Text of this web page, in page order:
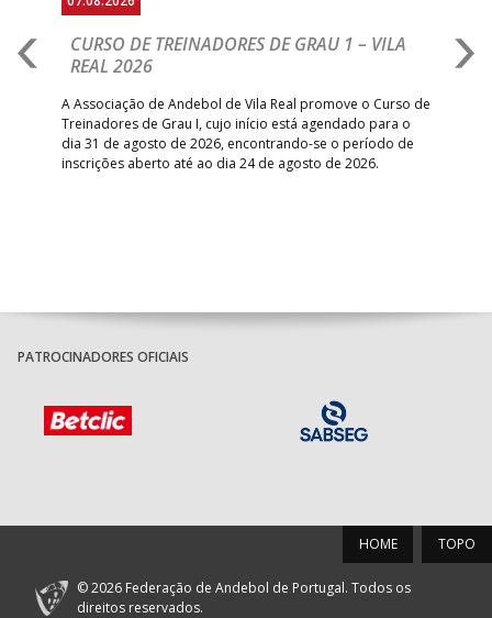
CURSO DE TREINADORES DE GRAU 1 – VILA
REAL 2026
A Associação de Andebol de Vila Real promove o Curso de
Treinadores de Grau I, cujo início está agendado para o
dia 31 de agosto de 2026, encontrando-se o período de
inscrições aberto até ao dia 24 de agosto de 2026.
PATROCINADORES OFICIAIS
TOPO
HOME
© 2026 Federação de Andebol de Portugal. Todos os
direitos reservados.